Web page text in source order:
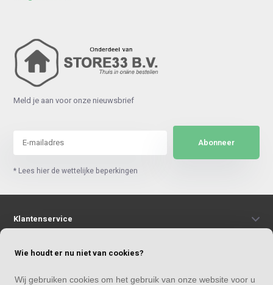
Meld je aan voor onze nieuwsbrief
Abonneer
* Lees hier de wettelijke beperkingen
Klantenservice
Mijn account
Wie houdt er nu niet van cookies?
Wij gebruiken cookies om het gebruik van onze website voor u